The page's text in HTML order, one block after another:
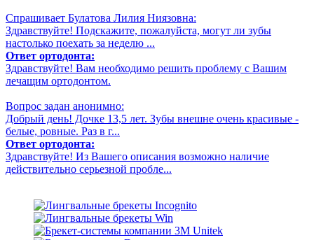
Спрашивает Булатова Лилия Ниязовна:
Здравствуйте! Подскажите, пожалуйста, могут ли зубы
настолько поехать за неделю ...
Ответ ортодонта:
Здравствуйте! Вам необходимо решить проблему с Вашим
лечащим ортодонтом.
Вопрос задан анонимно:
Добрый день! Дочке 13,5 лет. Зубы внешне очень красивые -
белые, ровные. Раз в г...
Ответ ортодонта:
Здравствуйте! Из Вашего описания возможно наличие
действительно серьезной пробле...